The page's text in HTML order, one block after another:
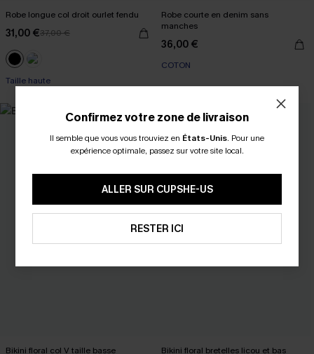
Robe longue col droit ourlet fendu
31,00 €37,00 €
Taille haute
Robe courte en denim sans
manches
36,00 €
COTON
Bikini floral col V taille basse
Bikini floral bretelles licou et bas
Confirmez votre zone de livraison
Il semble que vous vous trouviez en États-Unis. Pour une
expérience optimale, passez sur votre site local.
ALLER SUR CUPSHE-US
RESTER ICI